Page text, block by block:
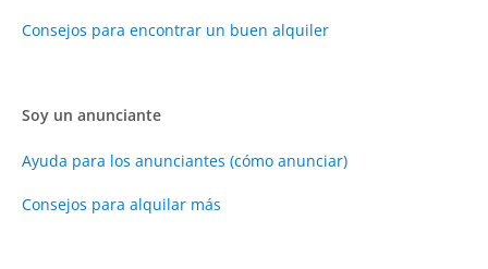
Consejos para encontrar un buen alquiler
Soy un anunciante
Ayuda para los anunciantes (cómo anunciar)
Consejos para alquilar más